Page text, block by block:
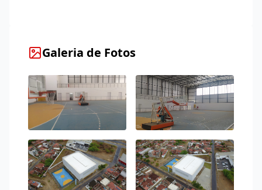
Galeria de Fotos